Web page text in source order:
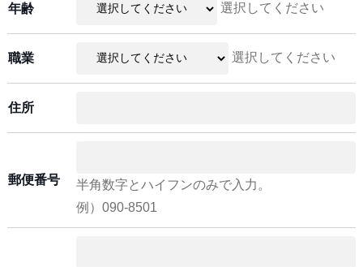
年齢 選択してください
職業 選択してください
住所
郵便番号
半角数字とハイフンのみで入力。
例）090-8501